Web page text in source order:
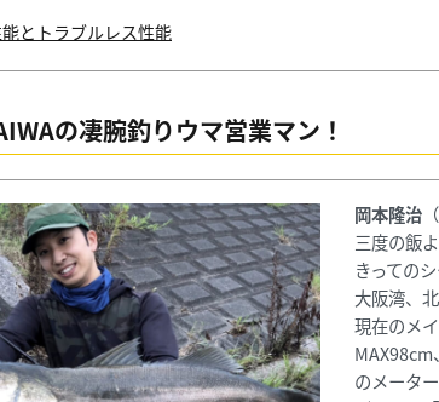
とトラブルレス性能
の凄腕釣りウマ営業マン！
岡本隆治
三度の飯
きっての
大阪湾、
現在のメ
のメータ